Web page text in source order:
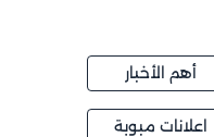
أهم الأخبار
اعلانات مبوبة